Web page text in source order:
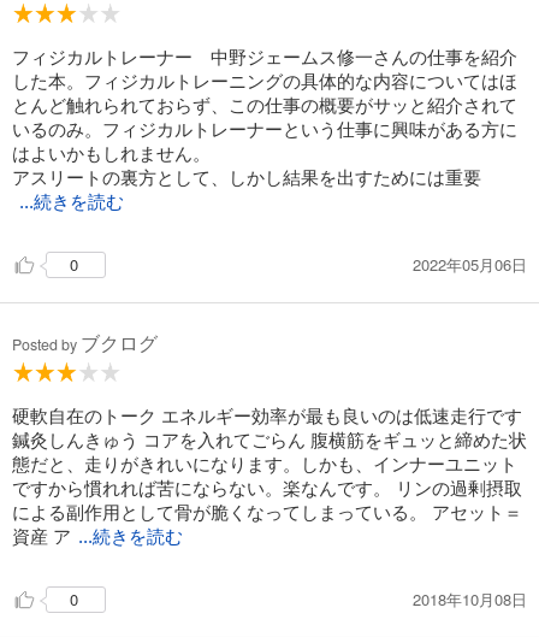
フィジカルトレーナー 中野ジェームス修一さんの仕事を紹介
した本。フィジカルトレーニングの具体的な内容についてはほ
とんど触れられておらず、この仕事の概要がサッと紹介されて
いるのみ。フィジカルトレーナーという仕事に興味がある方に
はよいかもしれません。
アスリートの裏方として、しかし結果を出すためには重要
...続きを読む
0 2022年05月06日
Posted by ブクログ
硬軟自在のトーク エネルギー効率が最も良いのは低速走行です
鍼灸しんきゅう コアを入れてごらん 腹横筋をギュッと締めた状
態だと、走りがきれいになります。しかも、インナーユニット
ですから慣れれば苦にならない。楽なんです。 リンの過剰摂取
による副作用として骨が脆くなってしまっている。 アセット＝
資産 ア ...続きを読む
0 2018年10月08日